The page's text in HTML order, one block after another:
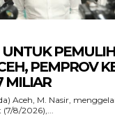
UNTUK
PEMPROV
MILIAR
Aceh, M. Nasir,
8/2026),...